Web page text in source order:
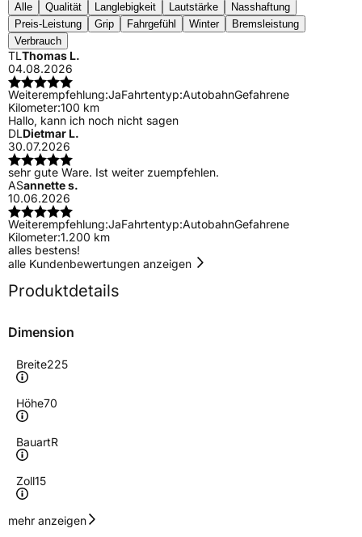
Alle Qualität Langlebigkeit Lautstärke
Nasshaftung
Preis-Leistung
Grip Fahrgefühl Winter
Bremsleistung
Verbrauch
TLThomas L.
04.08.2026
Weiterempfehlung:JaFahrtentyp:AutobahnGefahrene
Kilometer:100 km
Hallo, kann ich noch nicht sagen
DLDietmar L.
30.07.2026
sehr gute Ware. Ist weiter zuempfehlen.
ASannette s.
10.06.2026
Weiterempfehlung:JaFahrtentyp:AutobahnGefahrene
Kilometer:1.200 km
alles bestens!
alle Kundenbewertungen anzeigen
Produktdetails
Dimension
Breite225
Höhe70
BauartR
Zoll15
Geschwindigkeitsindex
mehr anzeigen